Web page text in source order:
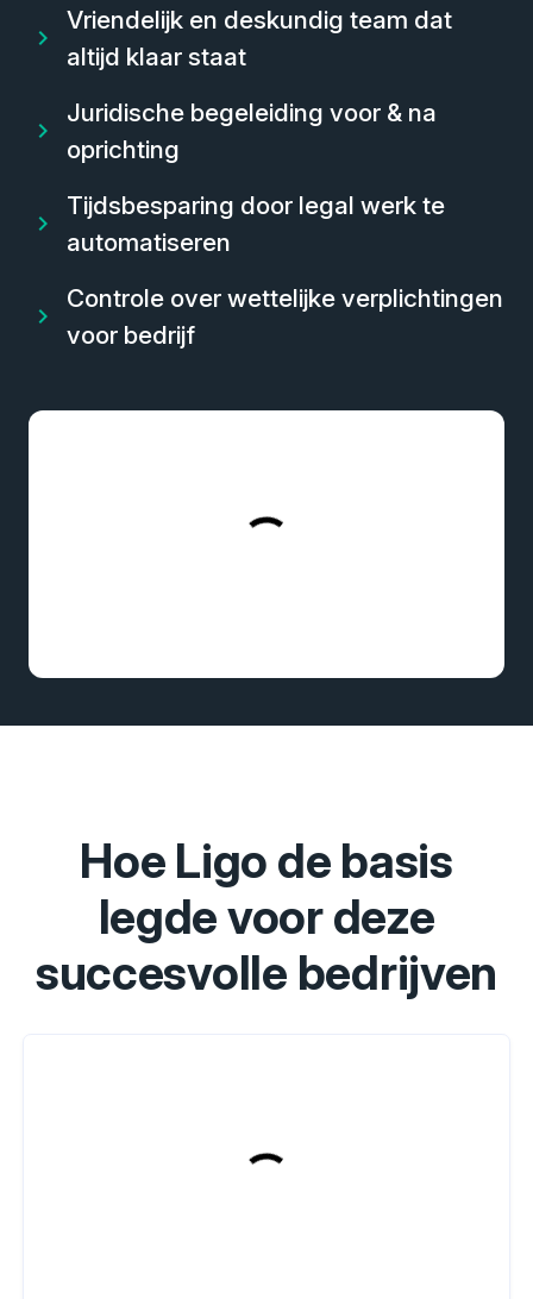
Vriendelijk en deskundig team dat
altijd klaar staat
Juridische begeleiding voor & na
oprichting
Tijdsbesparing door legal werk te
automatiseren
Controle over wettelijke verplichtingen
voor bedrijf
Hoe Ligo de basis
legde voor deze
succesvolle bedrijven